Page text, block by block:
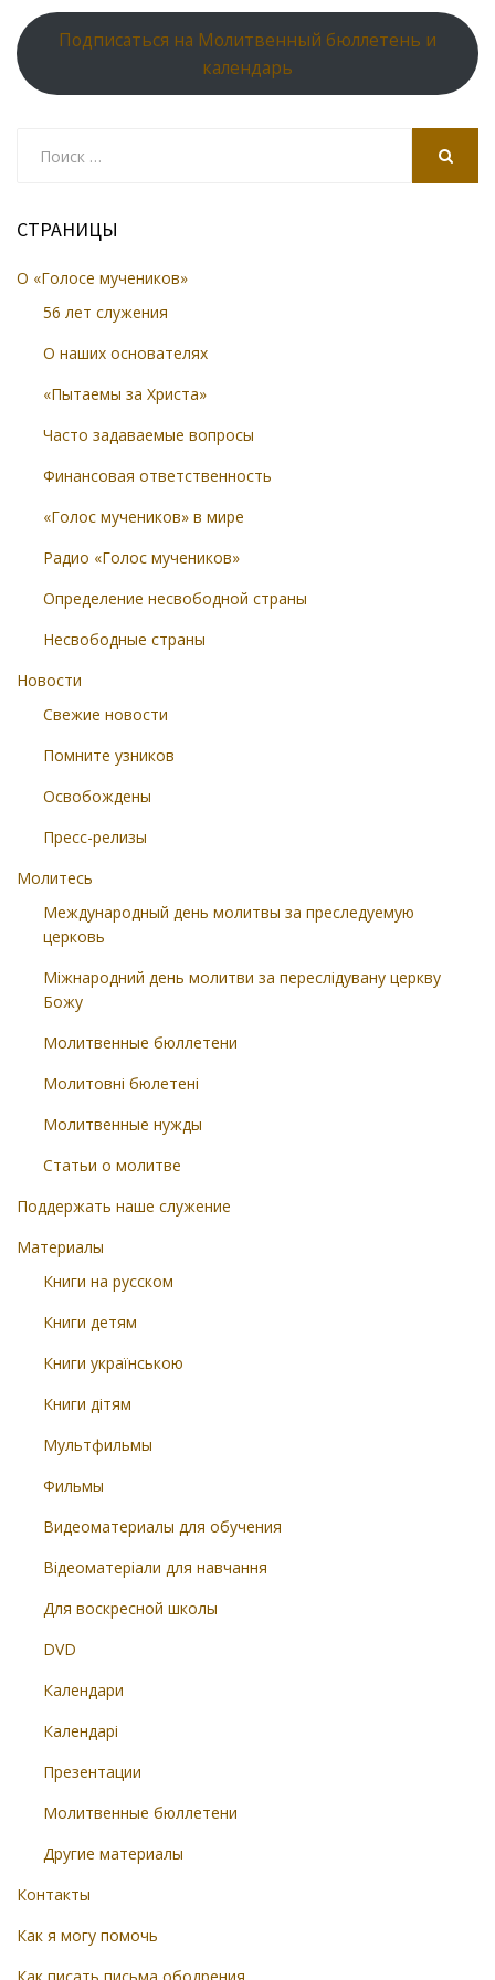
Подписаться на Молитвенный бюллетень и
календарь
СТРАНИЦЫ
О «Голосе мучеников»
56 лет служения
О наших основателях
«Пытаемы за Христа»
Часто задаваемые вопросы
Финансовая ответственность
«Голос мучеников» в мире
Радио «Голос мучеников»
Определение несвободной страны
Несвободные страны
Новости
Свежие новости
Помните узников
Освобождены
Пресс-релизы
Молитесь
Международный день молитвы за преследуемую
церковь
Міжнародний день молитви за переслідувану церкву
Божу
Молитвенные бюллетени
Молитовні бюлетені
Молитвенные нужды
Статьи о молитве
Поддержать наше служение
Материалы
Книги на русском
Книги детям
Книги українською
Книги дітям
Мультфильмы
Фильмы
Видеоматериалы для обучения
Відеоматеріали для навчання
Для воскресной школы
DVD
Календари
Календарі
Презентации
Молитвенные бюллетени
Другие материалы
Контакты
Как я могу помочь